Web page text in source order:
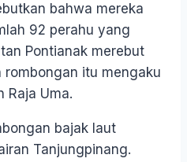
bahwa mereka
92 perahu yang
Pontianak merebut
rombongan itu mengaku
Raja Uma.
bajak laut
Tanjungpinang.